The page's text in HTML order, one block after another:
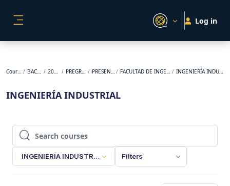
Log in
Courses BACKUP 2024-2 PREGRADO PRESENCIAL FACULTAD DE INGENIERÍA INGENIERÍA INDUSTRIAL
INGENIERÍA INDUSTRIAL
Search courses
Search courses
INGENIERÍA INDUSTRIAL Filters